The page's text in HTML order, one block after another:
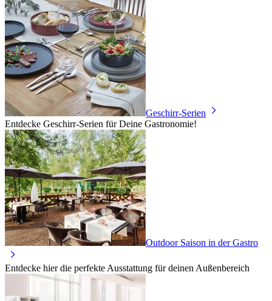
Geschirr-Serien
Entdecke Geschirr-Serien für Deine Gastronomie!
Outdoor Saison in der Gastro
Entdecke hier die perfekte Ausstattung für deinen Außenbereich